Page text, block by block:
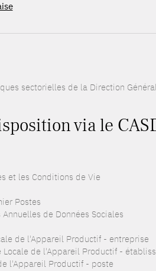
sectorielles de la Direction
via le
et les Conditions de Vie
Postes
de Données Sociales
de l'Appareil Productif - entreprise
Locale de l'Appareil Productif -
l'Appareil Productif - poste